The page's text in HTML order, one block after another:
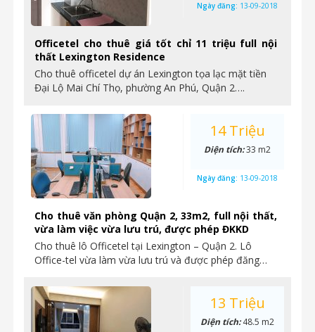
Officetel cho thuê giá tốt chỉ 11 triệu full nội
thất Lexington Residence
Cho thuê officetel dự án Lexington tọa lạc mặt tiền
Đại Lộ Mai Chí Thọ, phường An Phú, Quận 2….
Ngày đăng: 13-09-2018
Cho thuê văn phòng Quận 2, 33m2, full nội thất,
vừa làm việc vừa lưu trú, được phép ĐKKD
Cho thuê lô Officetel tại Lexington – Quận 2. Lô
Office-tel vừa làm vừa lưu trú và được phép đăng…
14 Triệu
Diện tích:33 m2
Ngày đăng: 13-09-2018
13 Triệu
Diện tích:48.5 m2